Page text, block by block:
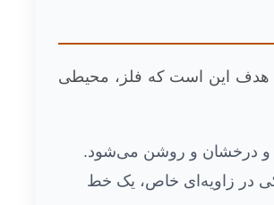
هدف این است که فلز، محیطی
و درخشان و روشن می‌شود.
در زاویه‌ای خاص، یک خط